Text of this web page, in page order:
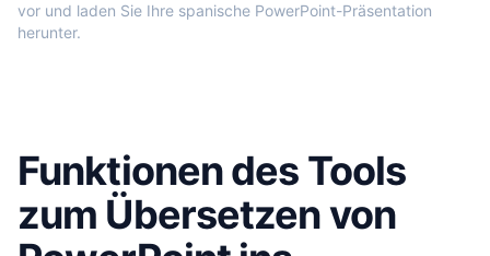
vor und laden Sie Ihre spanische PowerPoint-Präsentation
herunter.
Funktionen des Tools
zum Übersetzen von